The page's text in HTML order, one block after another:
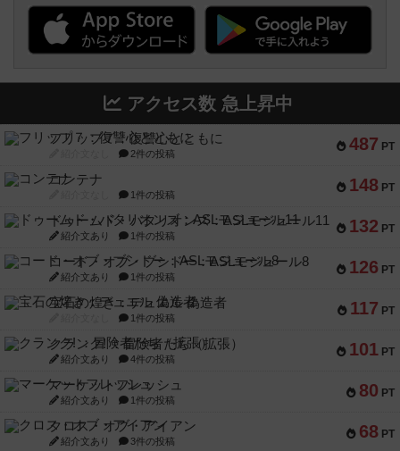
アクセス数 急上昇中
487 PT
フリップ７：復讐心とともに
2件の投稿
148 PT
コンテナ
1件の投稿
132 PT
ドゥームド・バタリオンズ：ASLモジュール11
紹介文あり 1件の投稿
126 PT
コード・オブ・ブシドー：ASLモジュール8
紹介文あり 1件の投稿
117 PT
宝石の煌き：デュエル 偽造者
1件の投稿
101 PT
クランク! ：冒険者たち（拡張）
紹介文あり 4件の投稿
80 PT
マーケットフレッシュ
紹介文あり 1件の投稿
68 PT
クロス・オブ・アイアン
紹介文あり 3件の投稿